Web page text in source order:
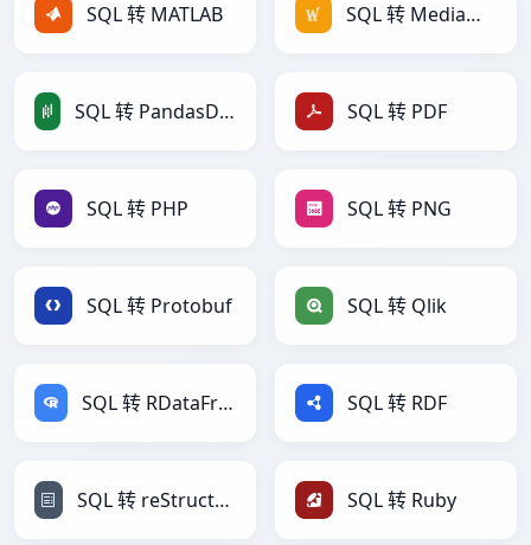
SQL 转 MATLAB SQL 转 MediaWiki
SQL 转 PandasDataFrame SQL 转 PDF
SQL 转 PHP SQL 转 PNG
SQL 转 Protobuf SQL 转 Qlik
SQL 转 RDataFrame SQL 转 RDF
SQL 转 reStructuredText SQL 转 Ruby